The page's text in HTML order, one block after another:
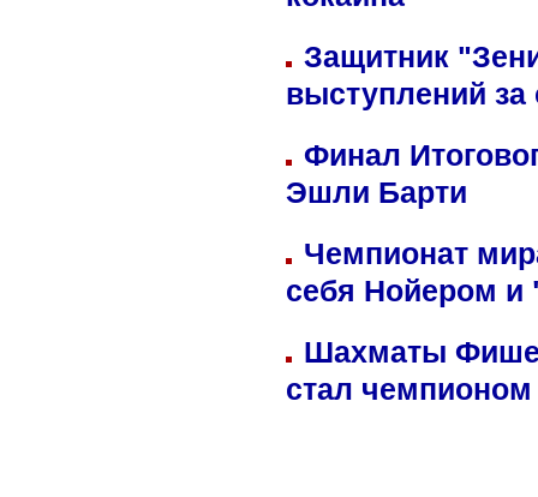
Защитник
выступлений
Финал
Эшли Барти
Чемпионат
себя Нойером и
Шахматы
стал